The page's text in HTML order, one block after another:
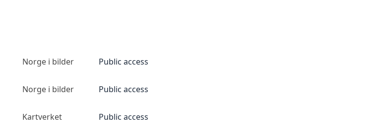
Norge i bilder Public access
Norge i bilder Public access
Kartverket Public access